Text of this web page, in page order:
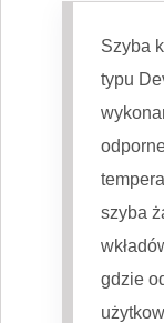
Szyba
typu
szyba
gdzie